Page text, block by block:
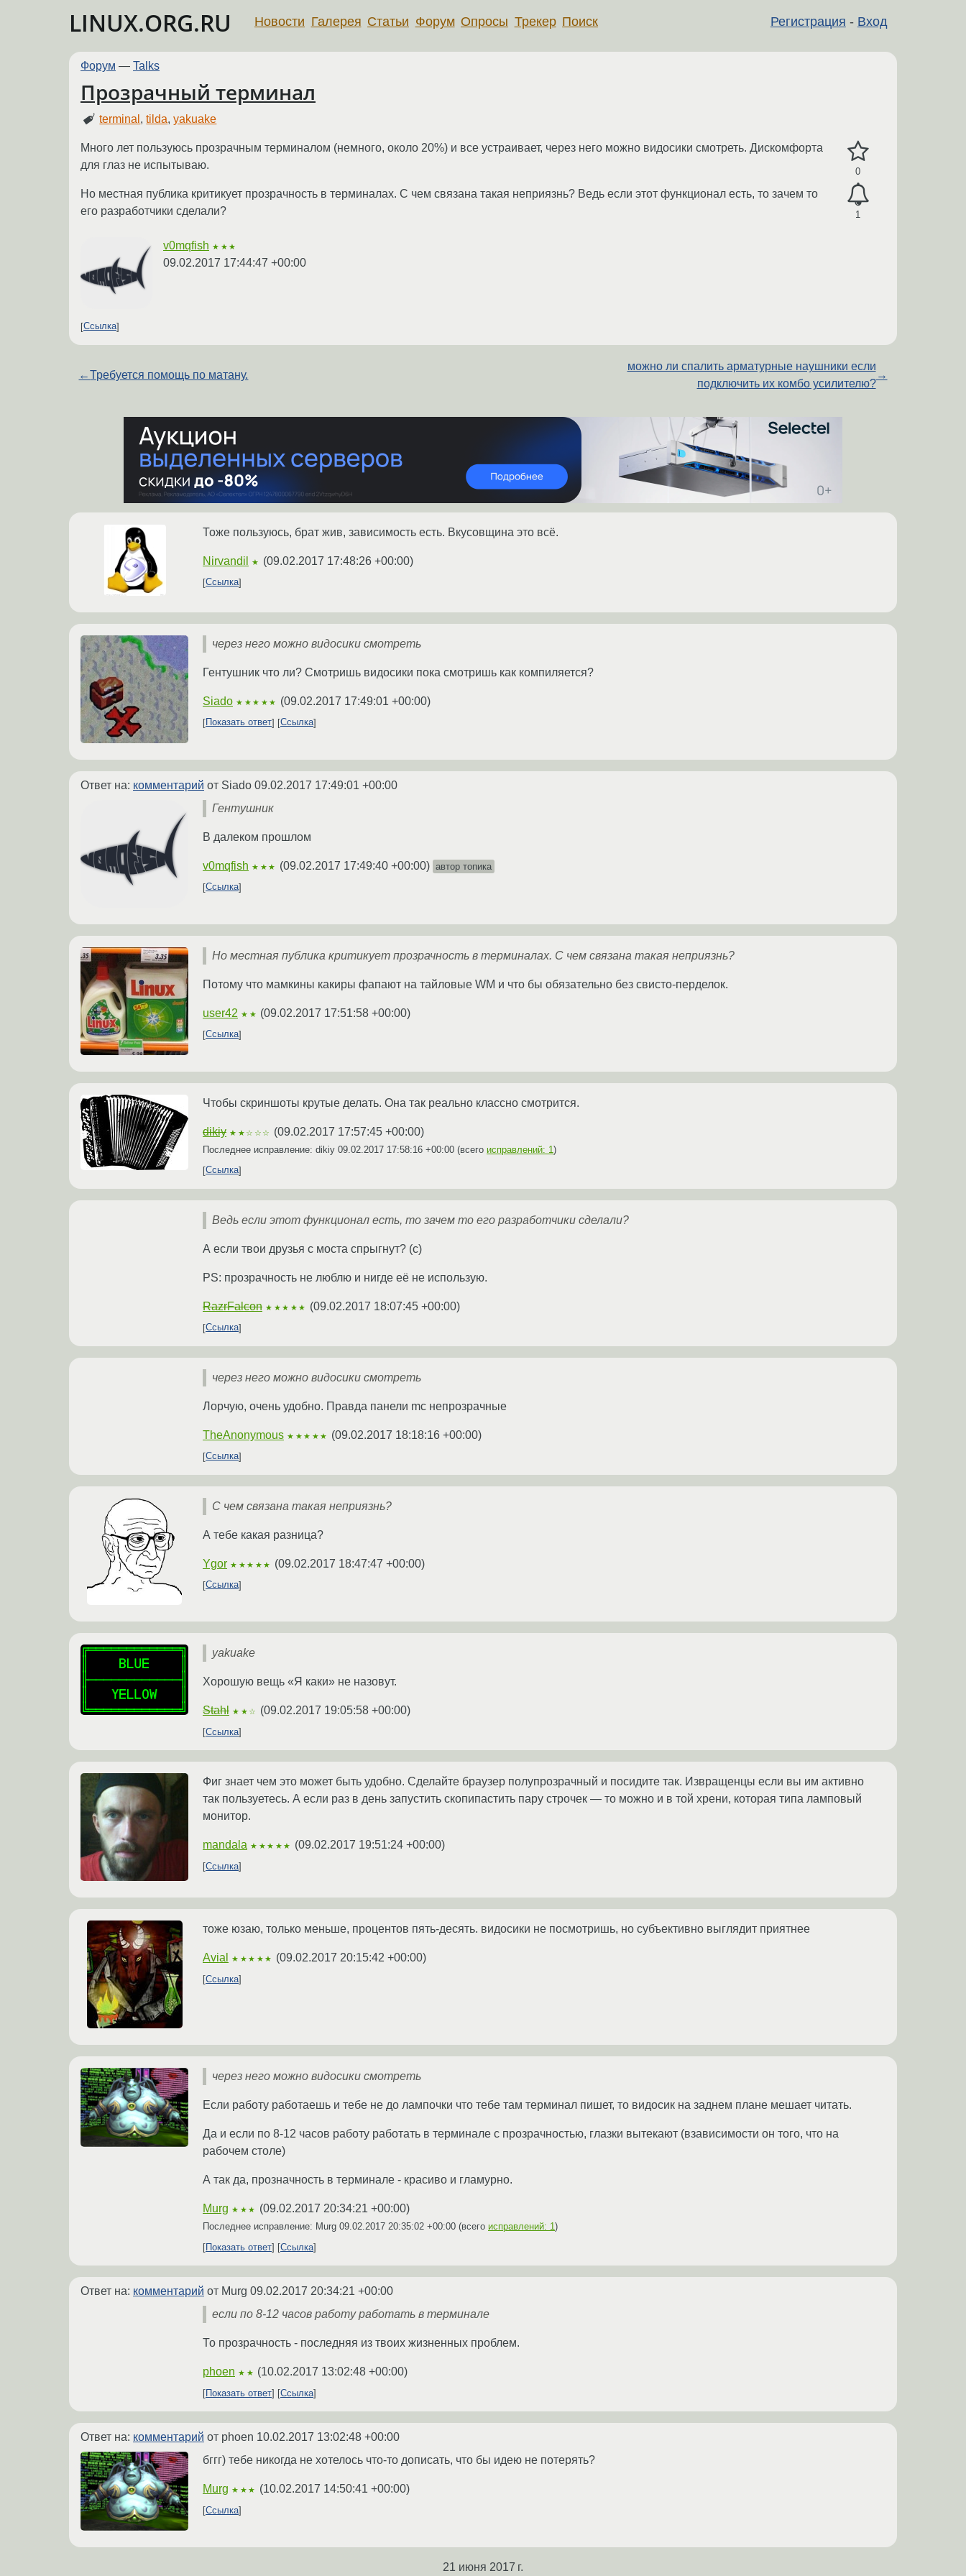
LINUX.ORG.RU Регистрация - Вход
Новости Галерея Статьи Форум Опросы Трекер Поиск
Форум — Talks
Прозрачный терминал
terminal ,tilda,yakuake
0
1
Много лет пользуюсь прозрачным терминалом (немного, около 20%) и все устраивает, через него можно видосики смотреть. Дискомфорта
для глаз не испытываю.
Но местная публика критикует прозрачность в терминалах. С чем связана такая неприязнь? Ведь если этот функционал есть, то зачем то
его разработчики сделали?
v0mqfish ★★★
09.02.2017 17:44:47 +00:00
Ссылка
←Требуется помощь по матану.
можно ли спалить арматурные наушники если
подключить их комбо усилителю?
→
Тоже пользуюсь, брат жив, зависимость есть. Вкусовщина это всё.
Nirvandil ★ (09.02.2017 17:48:26 +00:00)
Ссылка
через него можно видосики смотреть
Гентушник что ли? Смотришь видосики пока смотришь как компиляется?
Siado ★★★★★ (09.02.2017 17:49:01 +00:00)
Показать ответ Ссылка
Ответ на: комментарий от Siado 09.02.2017 17:49:01 +00:00
Гентушник
В далеком прошлом
v0mqfish ★★★ (09.02.2017 17:49:40 +00:00) автор топика
Ссылка
Но местная публика критикует прозрачность в терминалах. С чем связана такая неприязнь?
Потому что мамкины какиры фапают на тайловые WM и что бы обязательно без свисто-перделок.
user42 ★★ (09.02.2017 17:51:58 +00:00)
Ссылка
Чтобы скриншоты крутые делать. Она так реально классно смотрится.
dikiy ★★☆☆☆ (09.02.2017 17:57:45 +00:00)
Последнее исправление: dikiy 09.02.2017 17:58:16 +00:00 (всего исправлений: 1 )
Ссылка
Ведь если этот функционал есть, то зачем то его разработчики сделали?
А если твои друзья с моста спрыгнут? (с)
PS: прозрачность не люблю и нигде её не использую.
RazrFalcon ★★★★★ (09.02.2017 18:07:45 +00:00)
Ссылка
через него можно видосики смотреть
Лорчую, очень удобно. Правда панели mc непрозрачные
TheAnonymous ★★★★★ (09.02.2017 18:18:16 +00:00)
Ссылка
С чем связана такая неприязнь?
А тебе какая разница?
Ygor ★★★★★ (09.02.2017 18:47:47 +00:00)
Ссылка
yakuake
Хорошую вещь «Я каки» не назовут.
Stahl ★★☆ (09.02.2017 19:05:58 +00:00)
Ссылка
Фиг знает чем это может быть удобно. Сделайте браузер полупрозрачный и посидите так. Извращенцы если вы им активно
так пользуетесь. А если раз в день запустить скопипастить пару строчек — то можно и в той хрени, которая типа ламповый
монитор.
mandala ★★★★★ (09.02.2017 19:51:24 +00:00)
Ссылка
тоже юзаю, только меньше, процентов пять-десять. видосики не посмотришь, но субъективно выглядит приятнее
Avial ★★★★★ (09.02.2017 20:15:42 +00:00)
Ссылка
через него можно видосики смотреть
Если работу работаешь и тебе не до лампочки что тебе там терминал пишет, то видосик на заднем плане мешает читать.
Да и если по 8-12 часов работу работать в терминале с прозрачностью, глазки вытекают (взависимости он того, что на
рабочем столе)
А так да, прозначность в терминале - красиво и гламурно.
Murg ★★★ (09.02.2017 20:34:21 +00:00)
Последнее исправление: Murg 09.02.2017 20:35:02 +00:00 (всего исправлений: 1)
Показать ответ
Ссылка
Ответ на: комментарий от Murg 09.02.2017 20:34:21 +00:00
если по 8-12 часов работу работать в терминале
То прозрачность - последняя из твоих жизненных проблем.
phoen ★★ (10.02.2017 13:02:48 +00:00)
Показать ответ Ссылка
Ответ на: комментарий от phoen 10.02.2017 13:02:48 +00:00
бггг) тебе никогда не хотелось что-то дописать, что бы идею не потерять?
Murg ★★★ (10.02.2017 14:50:41 +00:00)
Ссылка
21 июня 2017 г.